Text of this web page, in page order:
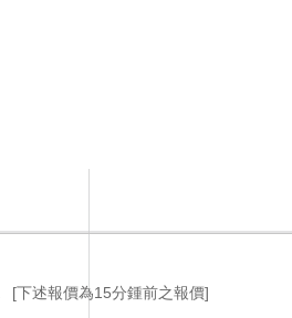
[下述報價為15分鍾前之報價]